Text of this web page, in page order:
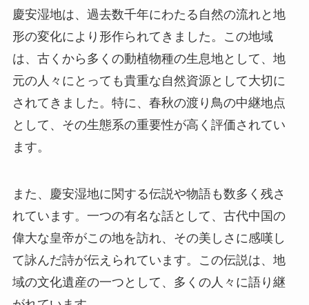
として、その生態系の重要性が高く評価されてい
ます。
また、慶安湿地に関する伝説や物語も数多く残さ
れています。一つの有名な話として、古代中国の
偉大な皇帝がこの地を訪れ、その美しさに感嘆し
て詠んだ詩が伝えられています。この伝説は、地
がれています。
見どころ